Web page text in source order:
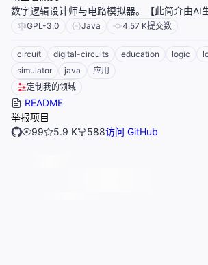
数字逻辑设计师与电路模拟器。【此简介由AI
GPL-3.0 Java 4.57 K提交数
circuit digital-circuits education logic
simulator
java
应用
定制我的领域
README
举报项目
99
5.9 K 588访问 GitHub